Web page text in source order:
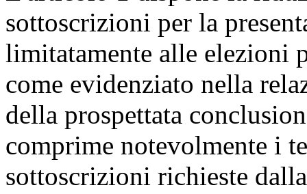
sottoscrizioni per la
limitatamente alle elezioni
come evidenziato nella
della prospettata
comprime notevolmente i
sottoscrizioni richieste